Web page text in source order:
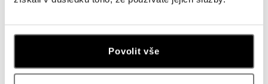
Povolit vše
Náušnice s diamantmi Dots
Waterfall
Náramok s rubínmi Essential
Brilliance
od 2 883 €